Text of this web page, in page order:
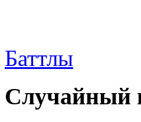
Баттлы
Случайный